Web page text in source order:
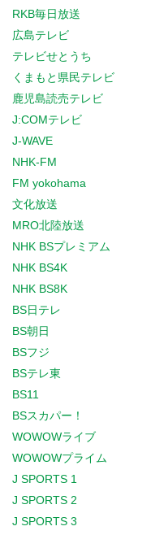
RKB毎日放送
広島テレビ
テレビせとうち
くまもと県民テレビ
鹿児島読売テレビ
J:COMテレビ
J-WAVE
NHK-FM
FM yokohama
文化放送
MRO北陸放送
NHK BSプレミアム
NHK BS4K
NHK BS8K
BS日テレ
BS朝日
BSフジ
BSテレ東
BS11
BSスカパー！
WOWOWライブ
WOWOWプライム
J SPORTS 1
J SPORTS 2
J SPORTS 3